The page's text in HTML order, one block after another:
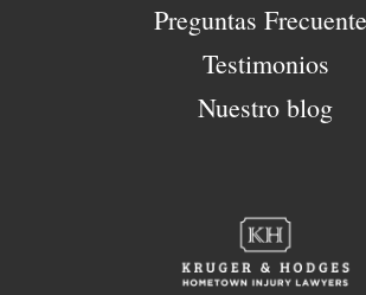
Preguntas
Testimonios
Nuestro blog